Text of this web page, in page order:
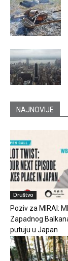
NAJNOVIJE
Društvo
Poziv za MIRAI:
Zapadnog
putuju u Japan